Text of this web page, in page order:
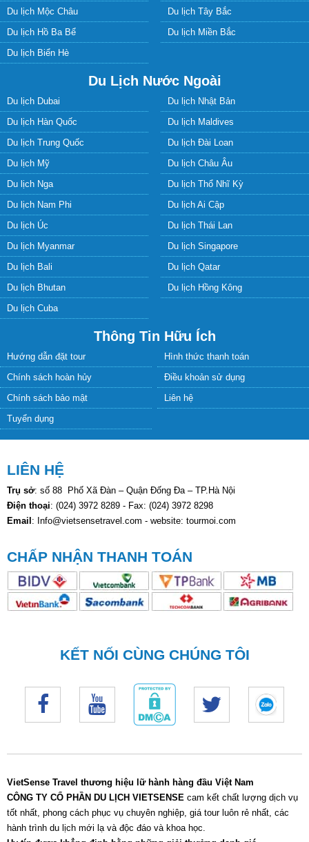
Thông Tin Hữu Ích
Hướng dẫn đặt tour
Hình thức thanh toán
Chính sách hoàn hủy
Điều khoản sử dụng
Chính sách bảo mật
Liên hệ
Tuyển dụng
Du Lịch Nước Ngoài
Du lịch Dubai
Du lịch Nhật Bản
Du lịch Hàn Quốc
Du lịch Maldives
Du lịch Trung Quốc
Du lịch Đài Loan
Du lịch Mỹ
Du lịch Châu Âu
Du lịch Nga
Du lịch Thổ Nhĩ Kỳ
Du lịch Nam Phi
Du lịch Ai Cập
Du lịch Úc
Du lịch Thái Lan
Du lịch Myanmar
Du lịch Singapore
Du lịch Bali
Du lịch Qatar
Du lịch Bhutan
Du lịch Hồng Kông
Du lịch Cuba
Du lịch Mộc Châu
Du lịch Tây Bắc
Du lịch Hồ Ba Bể
Du lịch Miền Bắc
Du lịch Biển Hè
LIÊN HỆ
Trụ sở: số 88 Phố Xã Đàn – Quận Đống Đa – TP.Hà Nội
Điện thoại: (024) 3972 8289 - Fax: (024) 3972 8298
Email : Info@vietsensetravel.com - website: tourmoi.com
CHẤP NHẬN THANH TOÁN
KẾT NỐI CÙNG CHÚNG TÔI
VietSense Travel thương hiệu lữ hành hàng đầu Việt Nam
CÔNG TY CỔ PHẦN DU LỊCH VIETSENSE cam kết chất lượng dịch vụ
tốt nhất, phong cách phục vụ chuyên nghiệp, giá tour luôn rẻ nhất, các
hành trình du lịch mới lạ và độc đáo và khoa học.